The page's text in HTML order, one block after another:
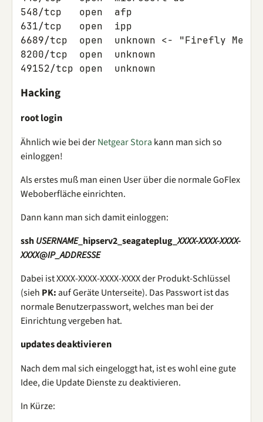
548/tcp   open  afp
631/tcp   open  ipp
6689/tcp  open  unknown <- "Firefly
8200/tcp  open  unknown
Hacking
root login
Ähnlich wie bei derNetgear Stora kann man sich so
einloggen!
Als erstes muß man einen User über die normale GoFlex
Weboberfläche einrichten.
Dann kann man sich damit einloggen:
sshUSERNAME_hipserv2_seagateplug_XXXX-XXXX-XXXX-
XXXX@IP_ADDRESSE
Dabei ist XXXX-XXXX-XXXX-XXXX der Produkt-Schlüssel
(sieh PK:auf Geräte Unterseite). Das Passwort ist das
normale Benutzerpasswort, welches man bei der
Einrichtung vergeben hat.
updates deaktivieren
Nach dem mal sich eingeloggt hat, ist es wohl eine gute
Idee, die Update Dienste zu deaktivieren.
In Kürze: